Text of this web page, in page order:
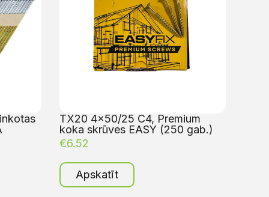
TX20 4×50/25 C4, Premium
koka skrūves EASY (250 gab.)
€6.52
Apskatīt